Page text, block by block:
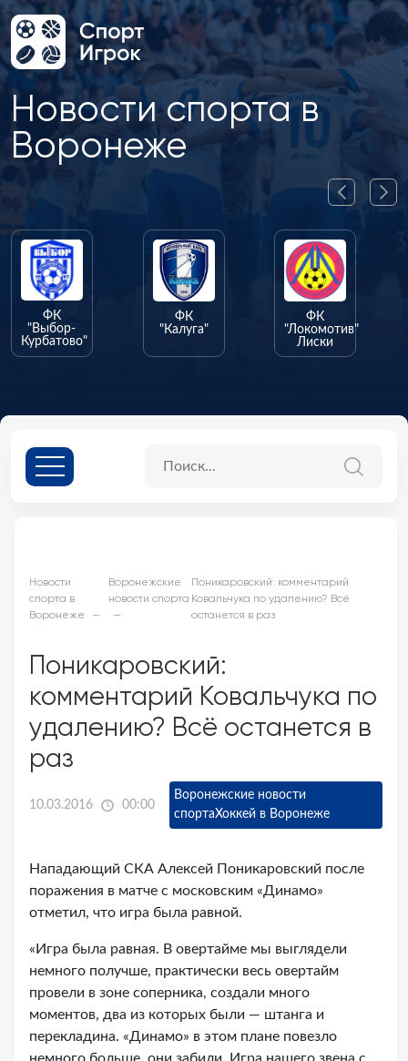
Новости спорта в
Воронеже
"Калуга"
"Локомотив"
Новости
спорта в
Воронеже
Воронежские
новости спорта
Поникаровский: комментарий
Ковальчука по удалению? Всё
останется в раз
Поникаровский:
комментарий Ковальчука по
удалению? Всё останется в
раз
10.03.2016 00:00
Воронежские новости
спортаХоккей в Воронеже
Нападающий СКА Алексей Поникаровский после
поражения в матче с московским «Динамо»
отметил, что игра была равной.
«Игра была равная. В овертайме мы выглядели
немного получше, практически весь овертайм
провели в зоне соперника, создали много
моментов, два из которых были — штанга и
перекладина. «Динамо» в этом плане повезло